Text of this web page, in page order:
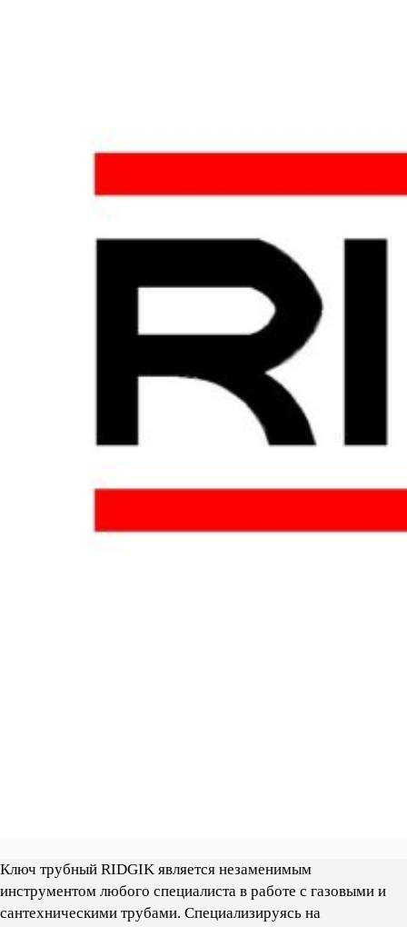
Ключ трубный RIDGIK является незаменимым
инструментом любого специалиста в работе с газовыми и
сантехническими трубами. Cпециализируясь на